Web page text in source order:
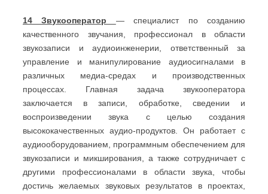
14 Звукооператор — специалист по созданию
качественного звучания, профессионал в области
звукозаписи и аудиоинженерии, ответственный за
управление и манипулирование аудиосигналами в
различных медиа-средах и производственных
процессах. Главная задача звукооператора
заключается в записи, обработке, сведении и
воспроизведении звука с целью создания
высококачественных аудио-продуктов. Он работает с
аудиооборудованием, программным обеспечением для
звукозаписи и микширования, а также сотрудничает с
другими профессионалами в области звука, чтобы
достичь желаемых звуковых результатов в проектах,